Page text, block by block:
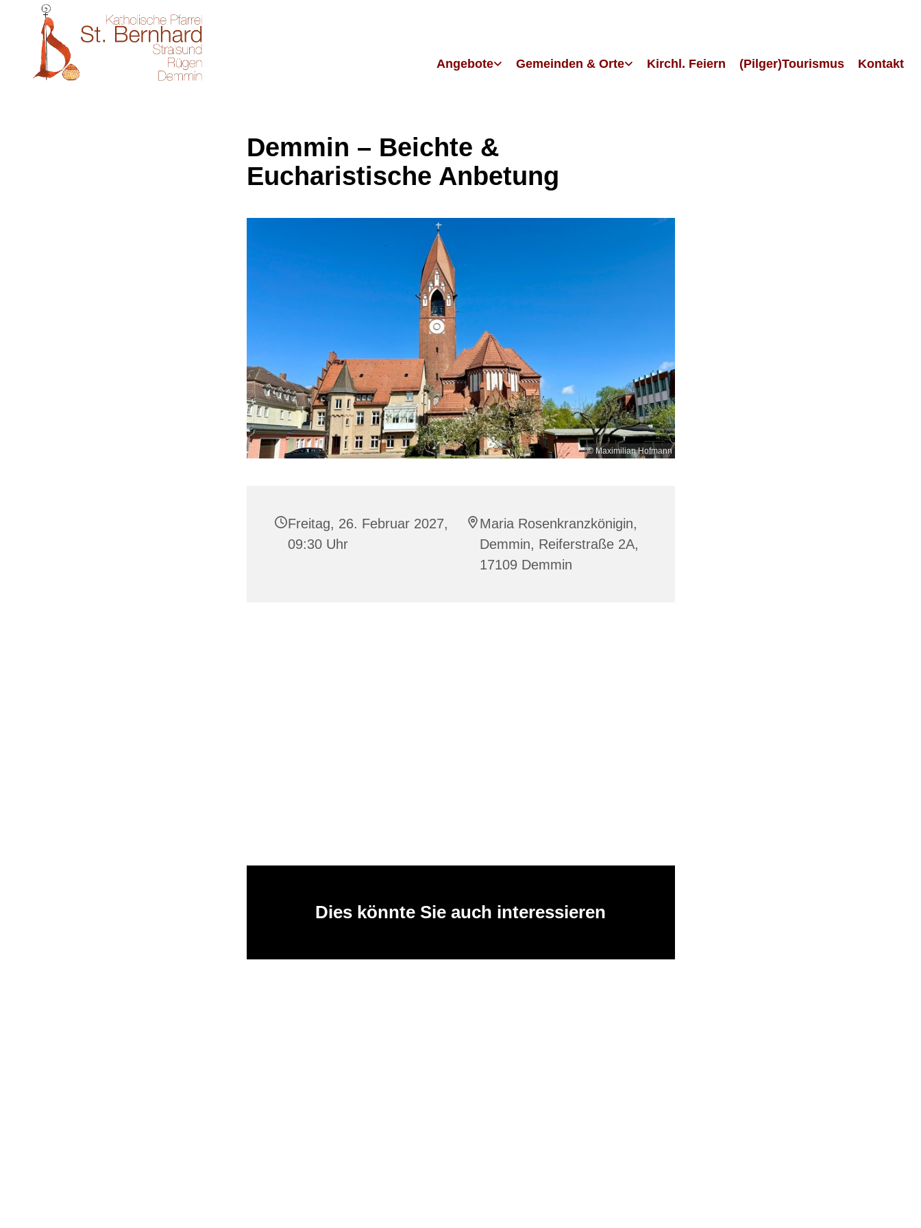
Angebote Gemeinden & Orte Kirchl. Feiern (Pilger)Tourismus Kontakt
Demmin – Beichte &
Eucharistische Anbetung
© Maximilian Hofmann
Freitag, 26. Februar 2027,
09:30 Uhr
Maria Rosenkranzkönigin,
Demmin, Reiferstraße 2A,
17109 Demmin
Dies könnte Sie auch interessieren